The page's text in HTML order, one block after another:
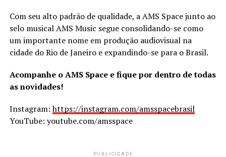
Com seu alto padrão de qualidade, a AMS Space junto ao
selo musical AMS Music segue consolidando-se como
um importante nome em produção audiovisual na
cidade do Rio de Janeiro e expandindo-se para o Brasil.
Acompanhe o AMS Space e fique por dentro de todas
as novidades!
Instagram:https://instagram.com/amsspacebrasil
YouTube: youtube.com/amsspace
PUBLICIDADE